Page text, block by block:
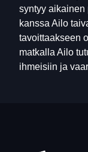
syntyy aikainen
kanssa Ailo
tavoittaakseen
matkalla Ailo
ihmeisiin ja